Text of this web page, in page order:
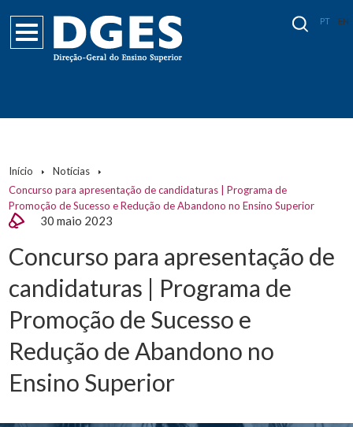
PT EN
Início
Notícias
Concurso para apresentação de candidaturas | Programa de
Promoção de Sucesso e Redução de Abandono no Ensino Superior
30 maio 2023
Concurso para apresentação de
candidaturas | Programa de
Promoção de Sucesso e
Redução de Abandono no
Ensino Superior